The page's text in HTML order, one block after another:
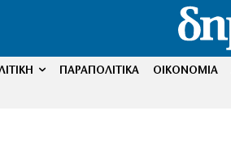
ΠΑΡΑΠΟΛΙΤΙΚΑ ΟΙΚΟΝΟΜΙΑ